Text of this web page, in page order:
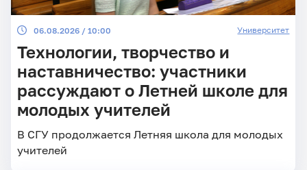
06.08.2026 / 10:00 Университет
Технологии, творчество и
наставничество: участники
рассуждают о Летней школе для
молодых учителей
В СГУ продолжается Летняя школа для молодых
учителей